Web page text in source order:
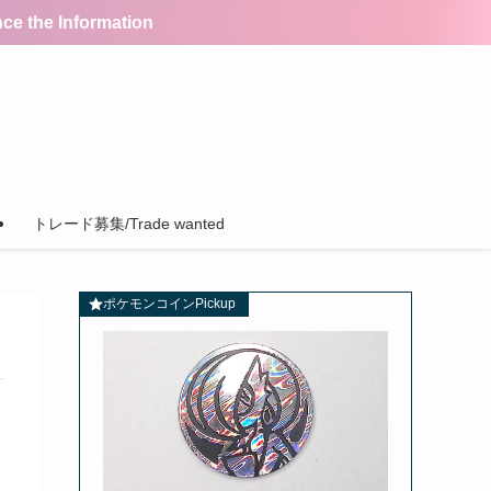
the Information
トレード募集/Trade wanted
ポケモンコインPickup